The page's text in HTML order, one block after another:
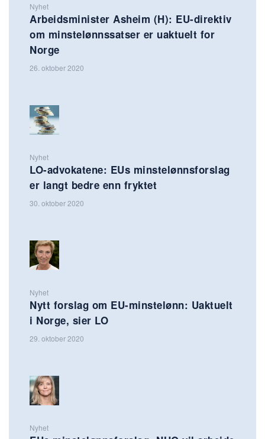
Nyhet
Arbeidsminister Asheim (H): EU-direktiv
om minstelønnssatser er uaktuelt for
Norge
26. oktober 2020
Nyhet
LO-advokatene: EUs minstelønnsforslag
er langt bedre enn fryktet
30. oktober 2020
Nyhet
Nytt forslag om EU-minstelønn: Uaktuelt
i Norge, sier LO
29. oktober 2020
Nyhet